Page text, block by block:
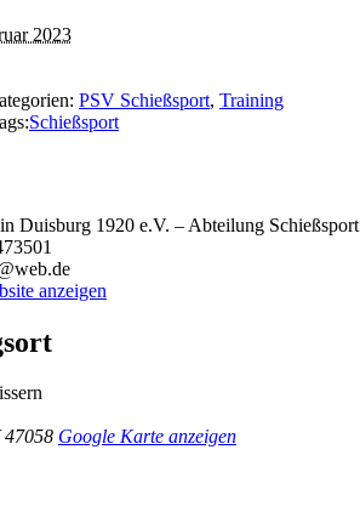
2023
PSV Schießsport, Training
Schießsport
Duis­burg 1920 e.V. – Abtei­lung Schießsport
anzeigen
47058 Google Karte anzeigen